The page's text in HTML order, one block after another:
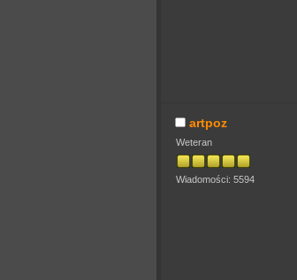
artpoz
Weteran
Wiadomości: 5594